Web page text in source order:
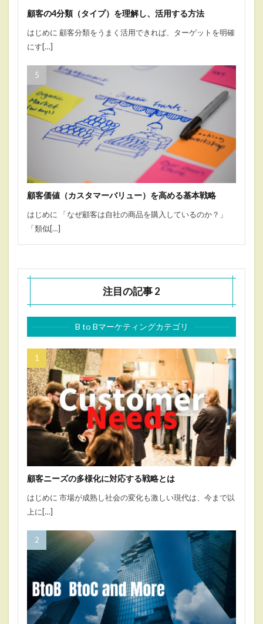
顧客の4分類（タイプ）を理解し、活用する方法
はじめに 顧客分類をうまく活用できれば、ターゲットを明確
にす[…]
顧客価値（カスタマーバリュー）を高める基本戦略
はじめに 「なぜ顧客は自社の商品を購入しているのか？」
「類似[…]
注目の記事 2
B to Bマーケティングカテゴリ
顧客ニーズの多様化に対応する戦略とは
はじめに 市場が成熟し社会の変化も激しい現代は、今まで以
上に[…]